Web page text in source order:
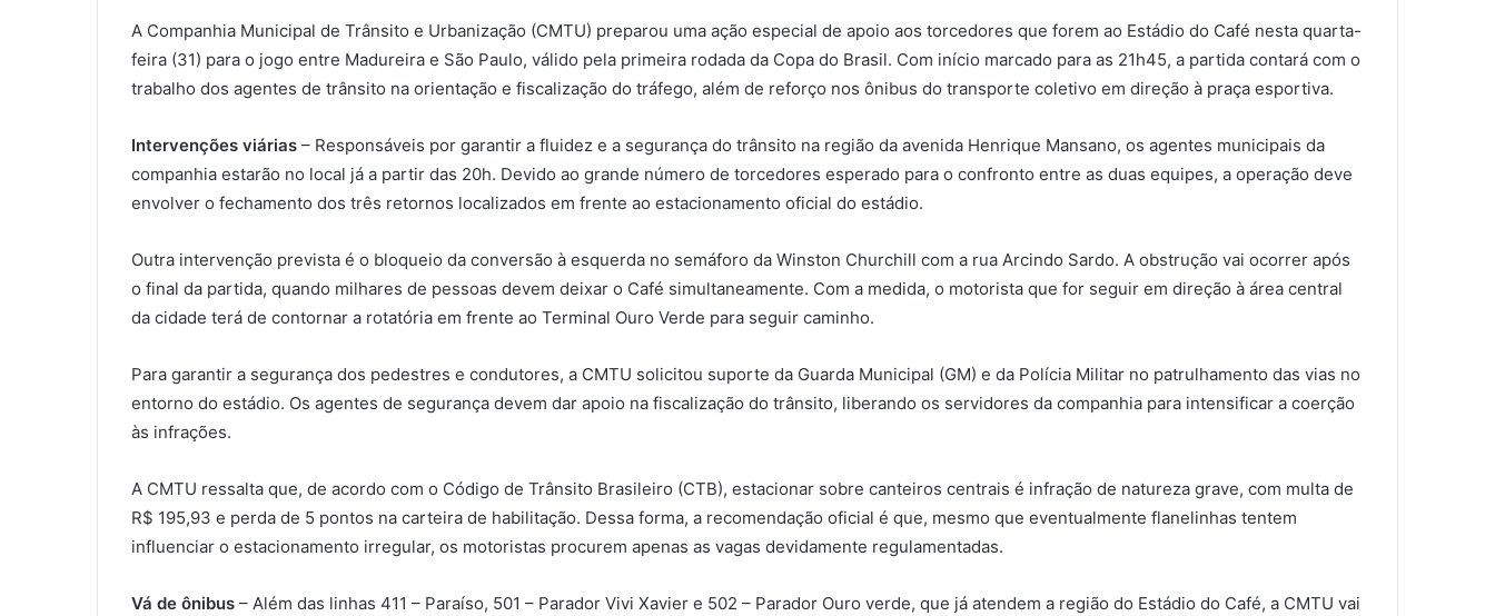
A Companhia Municipal de Trânsito e Urbanização (CMTU) preparou uma ação especial de apoio aos torcedores que forem ao Estádio do Café nesta quarta-
feira (31) para o jogo entre Madureira e São Paulo, válido pela primeira rodada da Copa do Brasil. Com início marcado para as 21h45, a partida contará com o
trabalho dos agentes de trânsito na orientação e fiscalização do tráfego, além de reforço nos ônibus do transporte coletivo em direção à praça esportiva.
Intervenções viárias – Responsáveis por garantir a fluidez e a segurança do trânsito na região da avenida Henrique Mansano, os agentes municipais da
companhia estarão no local já a partir das 20h. Devido ao grande número de torcedores esperado para o confronto entre as duas equipes, a operação deve
envolver o fechamento dos três retornos localizados em frente ao estacionamento oficial do estádio.
Outra intervenção prevista é o bloqueio da conversão à esquerda no semáforo da Winston Churchill com a rua Arcindo Sardo. A obstrução vai ocorrer após
o final da partida, quando milhares de pessoas devem deixar o Café simultaneamente. Com a medida, o motorista que for seguir em direção à área central
da cidade terá de contornar a rotatória em frente ao Terminal Ouro Verde para seguir caminho.
Para garantir a segurança dos pedestres e condutores, a CMTU solicitou suporte da Guarda Municipal (GM) e da Polícia Militar no patrulhamento das vias no
entorno do estádio. Os agentes de segurança devem dar apoio na fiscalização do trânsito, liberando os servidores da companhia para intensificar a coerção
às infrações.
A CMTU ressalta que, de acordo com o Código de Trânsito Brasileiro (CTB), estacionar sobre canteiros centrais é infração de natureza grave, com multa de
R$ 195,93 e perda de 5 pontos na carteira de habilitação. Dessa forma, a recomendação oficial é que, mesmo que eventualmente flanelinhas tentem
influenciar o estacionamento irregular, os motoristas procurem apenas as vagas devidamente regulamentadas.
Vá de ônibus – Além das linhas 411 – Paraíso, 501 – Parador Vivi Xavier e 502 – Parador Ouro verde, que já atendem a região do Estádio do Café, a CMTU vai